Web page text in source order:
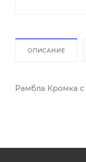
ОПИСАНИЕ
Рамбла Кромка с